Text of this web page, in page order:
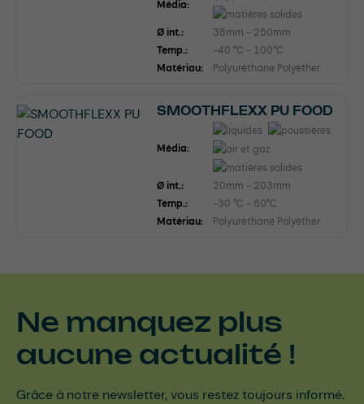
Média:
Ø int.:
38mm - 250mm
Temp.:
-40 °C - 100°C
Matériau:
Polyuréthane Polyéther
SMOOTHFLEXX PU FOOD
Média:
Ø int.:
20mm - 203mm
Temp.:
-30 °C - 80°C
Matériau:
Polyuréthane Polyéther
Ne manquez plus
aucune actualité !
Grâce à notre newsletter, vous restez toujours informé.